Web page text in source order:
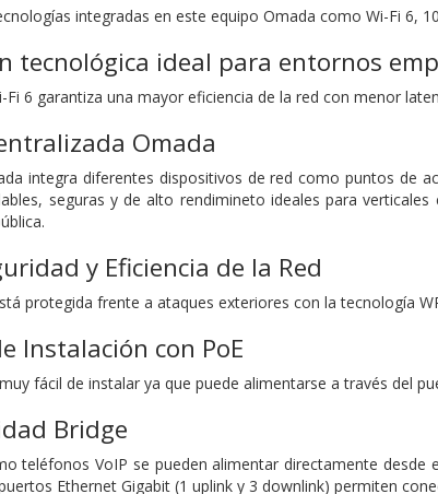
integradas en este equipo Omada como Wi-Fi 6,
tecnológica ideal para entornos
Fi 6 garantiza una mayor eficiencia de la red con menor
Omada
integra diferentes dispositivos de red como puntos de
seguras y de alto rendimineto ideales para
y Eficiencia de la Red
protegida frente a ataques exteriores con la tecnología
Instalación con PoE
fácil de instalar ya que puede alimentarse a través del
Bridge
teléfonos VoIP se pueden alimentar directamente desde
Ethernet Gigabit (1 uplink y 3 downlink) permiten